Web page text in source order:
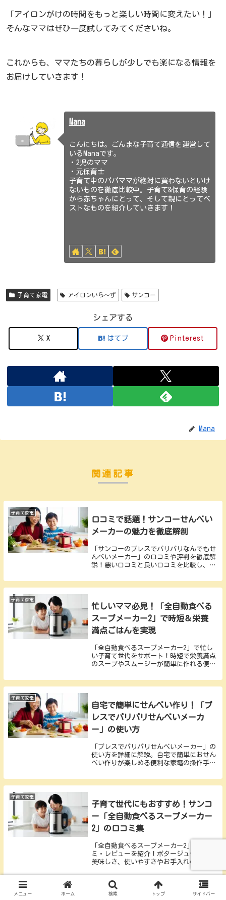
「アイロンがけの時間をもっと楽しい時間に変えたい！」
そんなママはぜひ一度試してみてくださいね。
これからも、ママたちの暮らしが少しでも楽になる情報を
お届けしていきます！
Mana
こんにちは。ごんまな子育て通信を運営して
いるManaです。
・2児のママ
・元保育士
子育て中のパパママが絶対に買わないといけ
ないものを徹底比較中。子育て&保育の経験
から赤ちゃんにとって、そして親にとってベ
ストなものを紹介していきます！
子育て家電 アイロンいら〜ず サンコー
シェアする
X はてブ Pinterest
Mana
関連記事
子育て家電
口コミで話題！サンコーせんべい
メーカーの魅力を徹底解剖
「サンコーのプレスでパリパリなんでもせ
んべいメーカー」の口コミや評判を徹底解
説！悪い口コミと良い口コミを比較し、購
すく解説します。購入前に必見の情報満
載！
子育て家電
忙しいママ必見！「全自動食べる
スープメーカー2」で時短＆栄養
満点ごはんを実現
「全自動食べるスープメーカー2」で忙し
い子育て世代をサポート！時短で栄養満点
のスープやスムージーが簡単に作れる便利
の時間も大切にするキッチン家電です。
子育て家電
自宅で簡単にせんべい作り！「プ
レスでパリパリせんべいメーカ
ー」の使い方
「プレスでパリパリせんべいメーカー」の
使い方を詳細に解説。自宅で簡単におせん
べい作りが楽しめる便利な家電の操作手順
子育て家電
子育て世代にもおすすめ！サンコ
ー「全自動食べるスープメーカー
2」の口コミ集
「全自動食べるスープメーカー2」の口コ
ミ・レビューを紹介！ポタージュや豆乳の
美味しさ、使いやすさやお手入れの利便性
子育て家電
メニュー ホーム 検索 トップ サイドバー